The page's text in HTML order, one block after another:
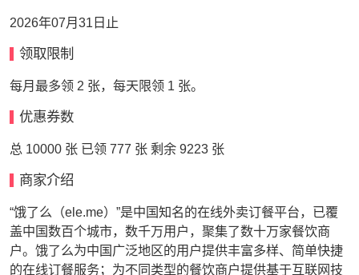
2026年07月31日止
领取限制
每月最多领 2 张，每天限领 1 张。
优惠券数
总 10000 张 已领 777 张 剩余 9223 张
商家介绍
“饿了么（ele.me）”是中国知名的在线外卖订餐平台，已覆
盖中国数百个城市，数千万用户，聚集了数十万家餐饮商
户。饿了么为中国广泛地区的用户提供丰富多样、简单快捷
的在线订餐服务；为不同类型的餐饮商户提供基于互联网技